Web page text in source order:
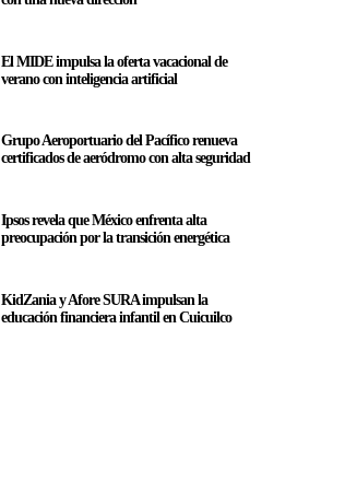
El MIDE impulsa la oferta vacacional de
verano con inteligencia artificial
Grupo Aeroportuario del Pacífico renueva
certificados de aeródromo con alta seguridad
Ipsos revela que México enfrenta alta
preocupación por la transición energética
KidZania y Afore SURA impulsan la
educación financiera infantil en Cuicuilco